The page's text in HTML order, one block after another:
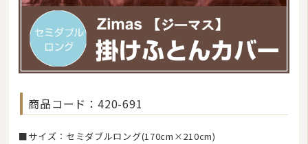
商品コード：420-691
■サイズ：セミダブルロング(170cm×210cm)